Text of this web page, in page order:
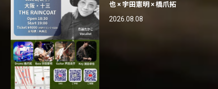
也 × 宇田憲明 × 橋爪拓
2026.08.08